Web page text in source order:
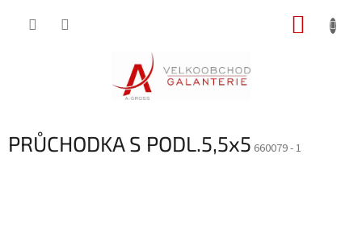
PRŮCHODKA S PODL.5,5x5 660079 - 1